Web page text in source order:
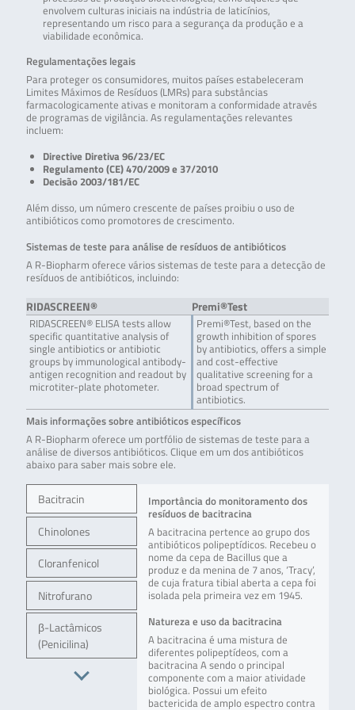
envolvem culturas iniciais na indústria de laticínios,
representando um risco para a segurança da produção e a
viabilidade econômica.
Regulamentações legais
Para proteger os consumidores, muitos países estabeleceram
Limites Máximos de Resíduos (LMRs) para substâncias
farmacologicamente ativas e monitoram a conformidade através
de programas de vigilância. As regulamentações relevantes
incluem:
Directive Diretiva 96/23/EC
Regulamento (CE) 470/2009 e 37/2010
Decisão 2003/181/EC
Além disso, um número crescente de países proibiu o uso de
antibióticos como promotores de crescimento.
Sistemas de teste para análise de resíduos de antibióticos
A R-Biopharm oferece vários sistemas de teste para a detecção de
resíduos de antibióticos, incluindo:
RIDASCREEN® Premi®Test
RIDASCREEN® ELISA tests allow
specific quantitative analysis of
single antibiotics or antibiotic
groups by immunological antibody-
antigen recognition and readout by
microtiter-plate photometer.
Premi®Test, based on the
growth inhibition of spores
by antibiotics, offers a simple
and cost-effective
qualitative screening for a
broad spectrum of
antibiotics.
Mais informações sobre antibióticos específicos
A R-Biopharm oferece um portfólio de sistemas de teste para a
análise de diversos antibióticos. Clique em um dos antibióticos
abaixo para saber mais sobre ele.
Bacitracin
Chinolones
Cloranfenicol
Nitrofurano
β-Lactâmicos
(Penicilina)
Importância do monitoramento dos
resíduos de bacitracina
A bacitracina pertence ao grupo dos
antibióticos polipeptídicos. Recebeu o
nome da cepa de Bacillus que a
produz e da menina de 7 anos, ‘Tracy’,
de cuja fratura tibial aberta a cepa foi
isolada pela primeira vez em 1945.
Natureza e uso da bacitracina
A bacitracina é uma mistura de
diferentes polipeptídeos, com a
bacitracina A sendo o principal
componente com a maior atividade
biológica. Possui um efeito
bactericida de amplo espectro contra